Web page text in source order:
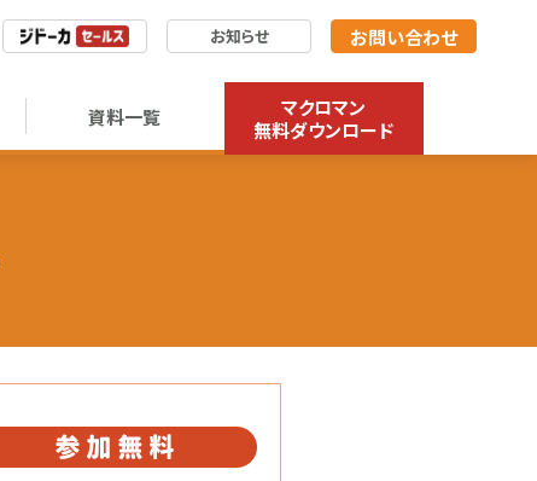
お知らせ お問い合わせ
資料一覧
マクロマン
無料ダウンロード